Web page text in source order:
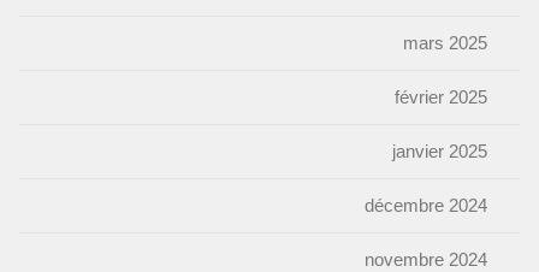
mars 2025
février 2025
janvier 2025
décembre 2024
novembre 2024